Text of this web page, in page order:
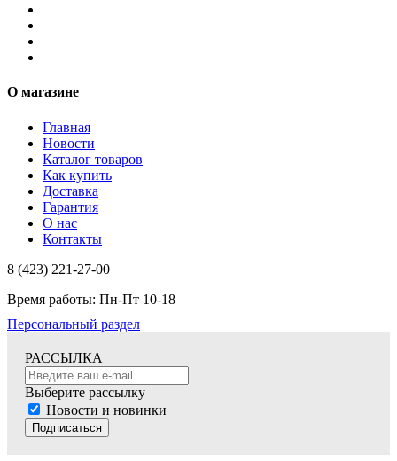
О магазине
Главная
Новости
Каталог товаров
Как купить
Доставка
Гарантия
О нас
Контакты
8 (423) 221-27-00
Время работы: Пн-Пт 10-18
Персональный раздел
РАССЫЛКА
Выберите рассылку
Новости и новинки
Подписаться